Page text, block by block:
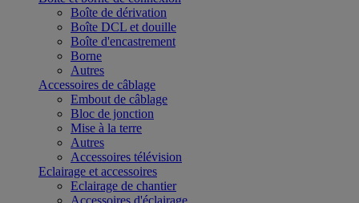
Boîte de dérivation
Boîte DCL et douille
Boîte d'encastrement
Borne
Autres
Accessoires de câblage
Embout de câblage
Bloc de jonction
Mise à la terre
Autres
Accessoires télévision
Eclairage et accessoires
Eclairage de chantier
Accessoires d'éclairage